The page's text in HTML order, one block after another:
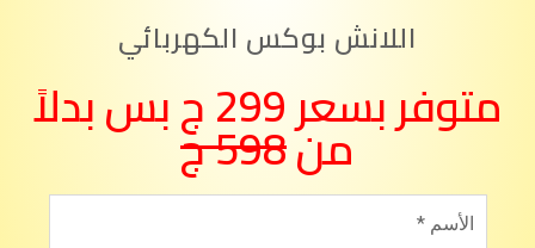
اللانش بوكس الكهربائي
متوفر بسعر 299 ج بس بدلاً
من598 ج